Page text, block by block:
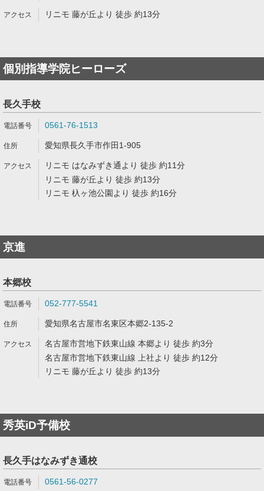
リニモ 藤が丘より 徒歩 約13分
個別指導学院ヒーローズ
長久手校
0561-76-1513
愛知県長久手市作田1-905
リニモ はなみずき通より 徒歩 約11分
リニモ 藤が丘より 徒歩 約13分
リニモ 杁ヶ池公園より 徒歩 約16分
京進
本郷校
052-777-5541
愛知県名古屋市名東区本郷2-135-2
名古屋市営地下鉄東山線 本郷より 徒歩 約3分
名古屋市営地下鉄東山線 上社より 徒歩 約12分
リニモ 藤が丘より 徒歩 約13分
秀英iD予備校
長久手はなみずき通校
0561-56-0277